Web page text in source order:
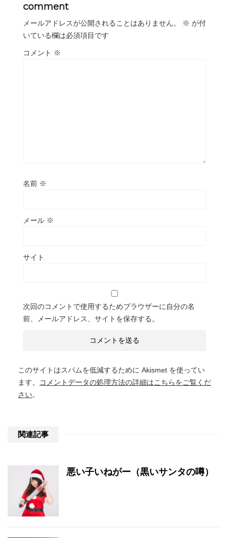
comment
メールアドレスが公開されることはありません。 ※ が付
いている欄は必須項目です
コメント ※
名前 ※
メール ※
サイト
次回のコメントで使用するためブラウザーに自分の名
前、メールアドレス、サイトを保存する。
このサイトはスパムを低減するために Akismet を使ってい
ます。
コメントデータの処理方法の詳細はこちらをご覧くだ
さい。
関連記事
悪い子いねがー（黒いサンタの噂）